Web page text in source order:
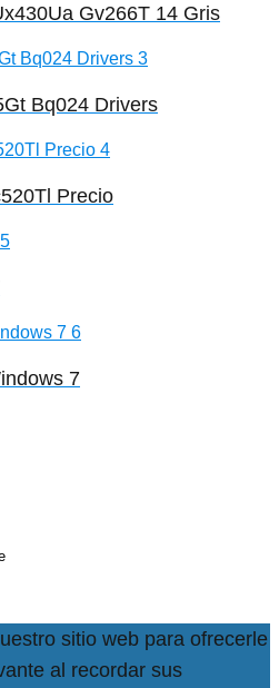
Gv266T 14 Gris
Bq024 Drivers
Precio
7
sitio web para ofrecerle
al recordar sus